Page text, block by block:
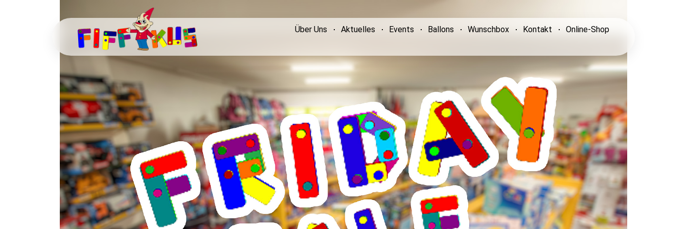
Über Uns Aktuelles Events Ballons Wunschbox Kontakt Online-Shop